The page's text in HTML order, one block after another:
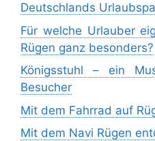
Deutschlands
Für welche Urlauber
Rügen ganz besonders?
Königsstuhl – ein
Besucher
Mit dem Fahrrad auf
Mit dem Navi Rügen